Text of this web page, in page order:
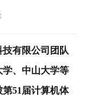
有限公司团队
、中山大学等
51届计算机体